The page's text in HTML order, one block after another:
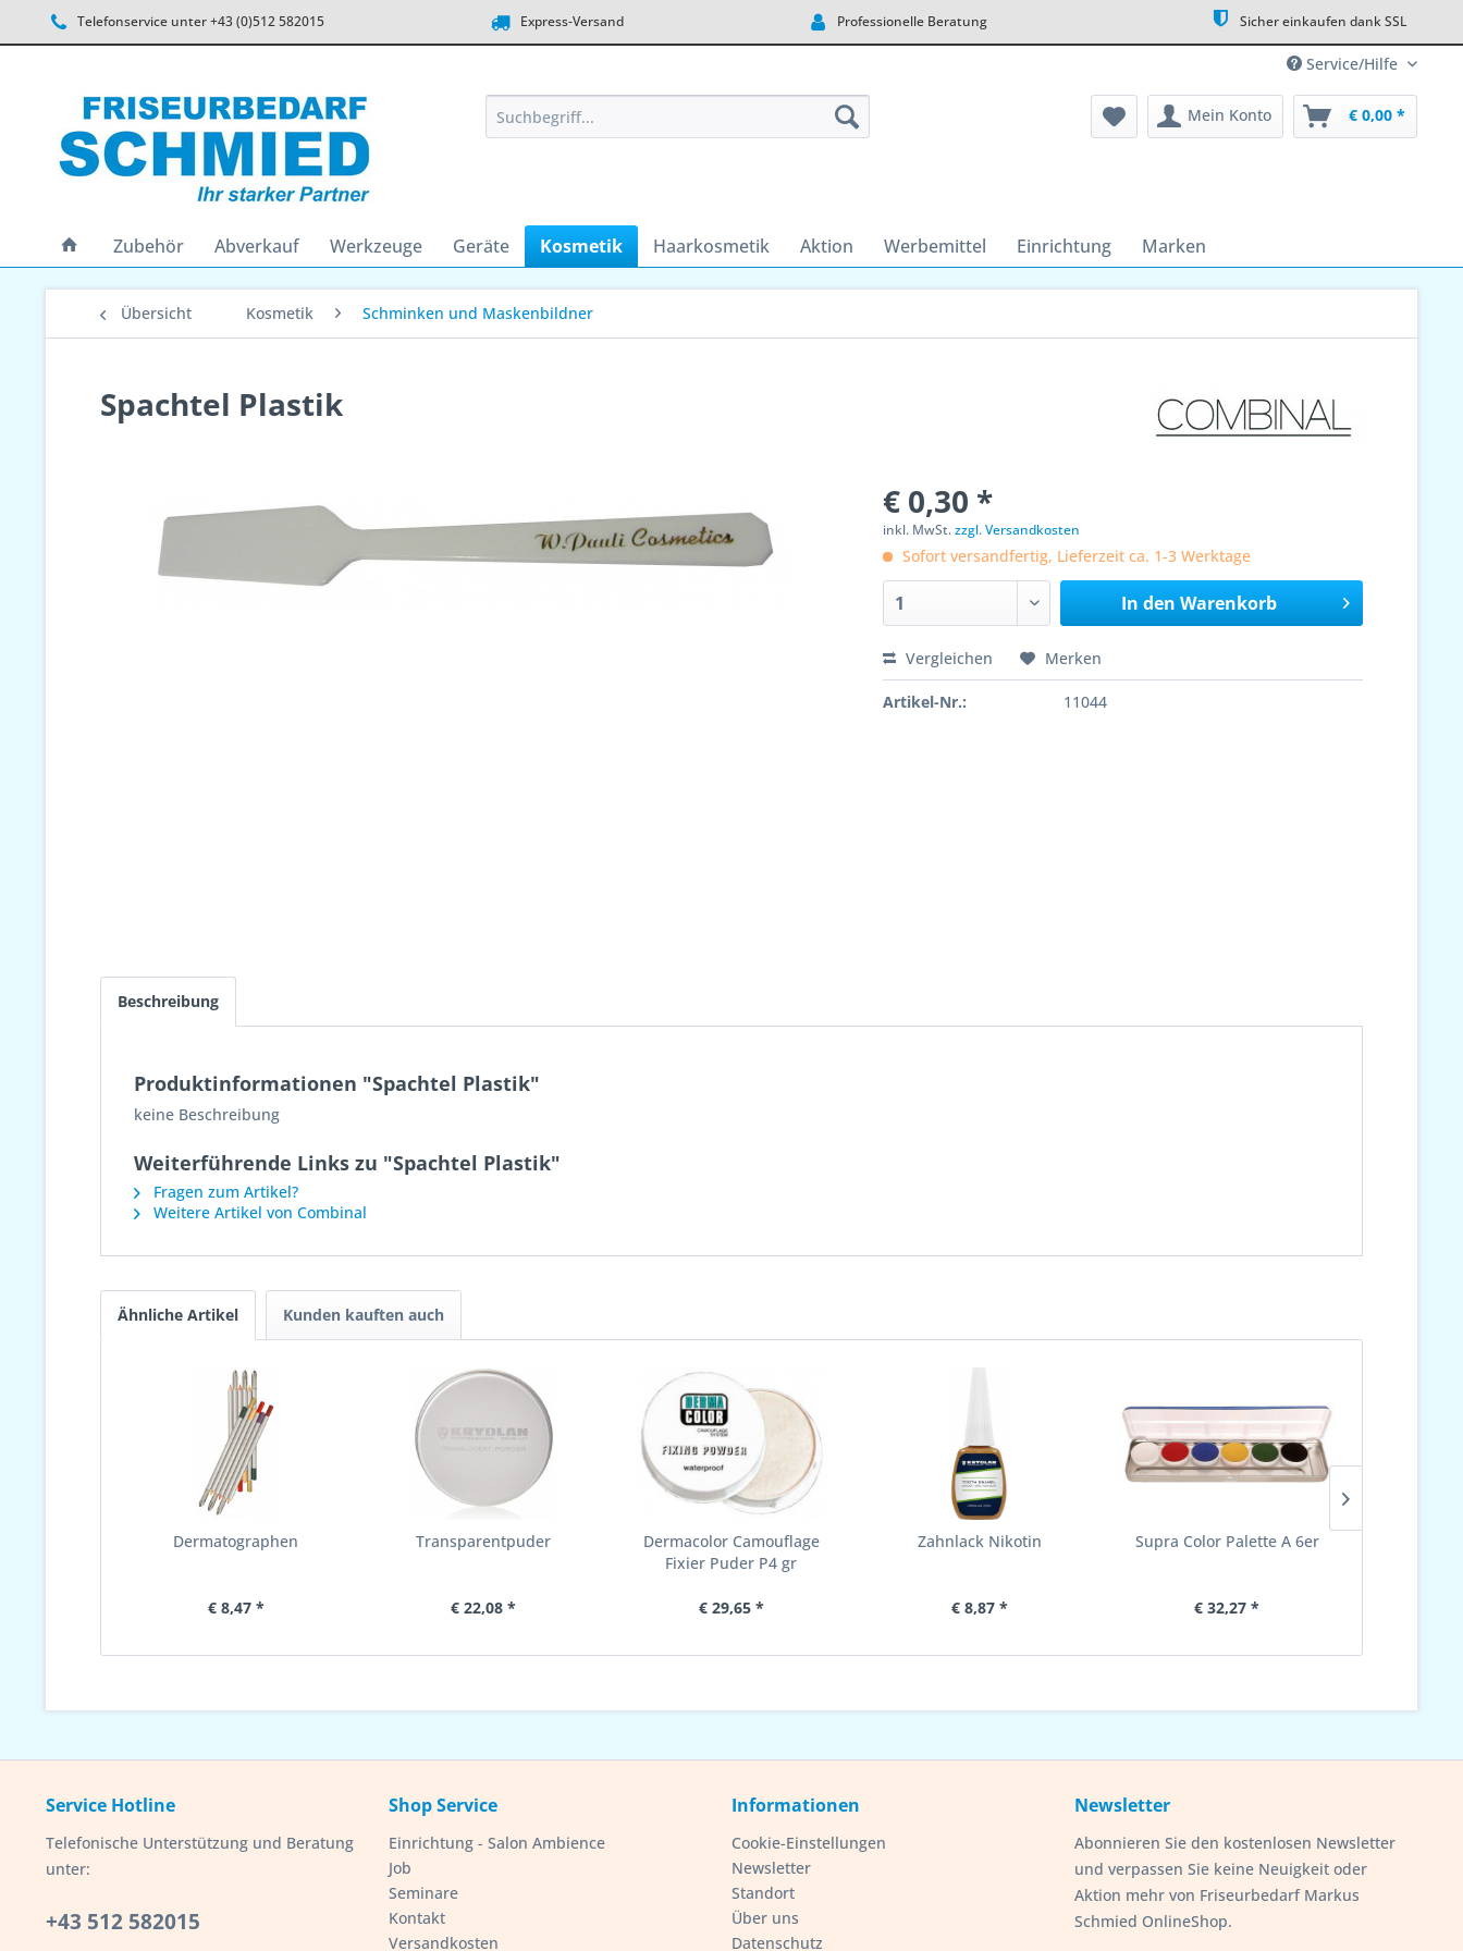
Telefonservice unter +43 (0)512 582015 Express-Versand Professionelle Beratung Sicher einkaufen dank SSL
Service/Hilfe
Mein Konto € 0,00 *
Zubehör Abverkauf Werkzeuge Geräte Kosmetik Haarkosmetik Aktion Werbemittel Einrichtung Marken
Übersicht Kosmetik Schminken und Maskenbildner
Spachtel Plastik
€ 0,30 *
inkl. MwSt.zzgl. Versandkosten
Sofort versandfertig, Lieferzeit ca. 1-3 Werktage
In den Warenkorb
Vergleichen Merken
Artikel-Nr.: 11044
Beschreibung
Produktinformationen "Spachtel Plastik"
keine Beschreibung
Weiterführende Links zu "Spachtel Plastik"
Fragen zum Artikel?
Weitere Artikel von Combinal
Ähnliche Artikel Kunden kauften auch
Dermatographen
€ 8,47 *
Transparentpuder
€ 22,08 *
Dermacolor Camouflage
Fixier Puder P4 gr
€ 29,65 *
Zahnlack Nikotin
€ 8,87 *
Supra Color Palette A 6er
€ 32,27 *
Service Hotline
Telefonische Unterstützung und Beratung
unter:
+43 512 582015
Shop Service
Einrichtung - Salon Ambience
Job
Seminare
Kontakt
Versandkosten
Informationen
Cookie-Einstellungen
Newsletter
Standort
Über uns
Datenschutz
Newsletter
Abonnieren Sie den kostenlosen Newsletter
und verpassen Sie keine Neuigkeit oder
Aktion mehr von Friseurbedarf Markus
Schmied OnlineShop.